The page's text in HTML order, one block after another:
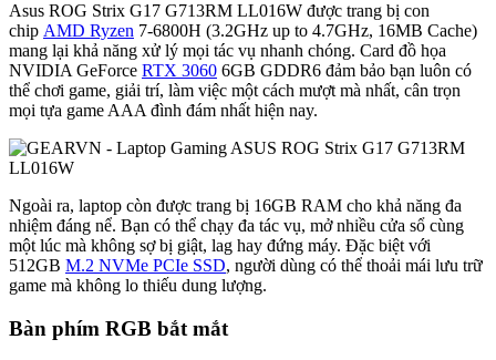
Asus ROG Strix G17 G713RM LL016W được trang bị con
chip AMD Ryzen 7-6800H (3.2GHz up to 4.7GHz, 16MB Cache)
mang lại khả năng xử lý mọi tác vụ nhanh chóng. Card đồ họa
NVIDIA GeForce RTX 3060 6GB GDDR6 đảm bảo bạn luôn có
thể chơi game, giải trí, làm việc một cách mượt mà nhất, cân trọn
mọi tựa game AAA đình đám nhất hiện nay.
Ngoài ra, laptop còn được trang bị 16GB RAM cho khả năng đa
nhiệm đáng nể. Bạn có thể chạy đa tác vụ, mở nhiều cửa sổ cùng
một lúc mà không sợ bị giật, lag hay đứng máy. Đặc biệt với
512GB M.2 NVMe PCIe SSD, người dùng có thể thoải mái lưu trữ
game mà không lo thiếu dung lượng.
Bàn phím RGB bắt mắt